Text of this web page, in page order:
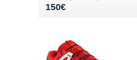
150€
Vendu 150€